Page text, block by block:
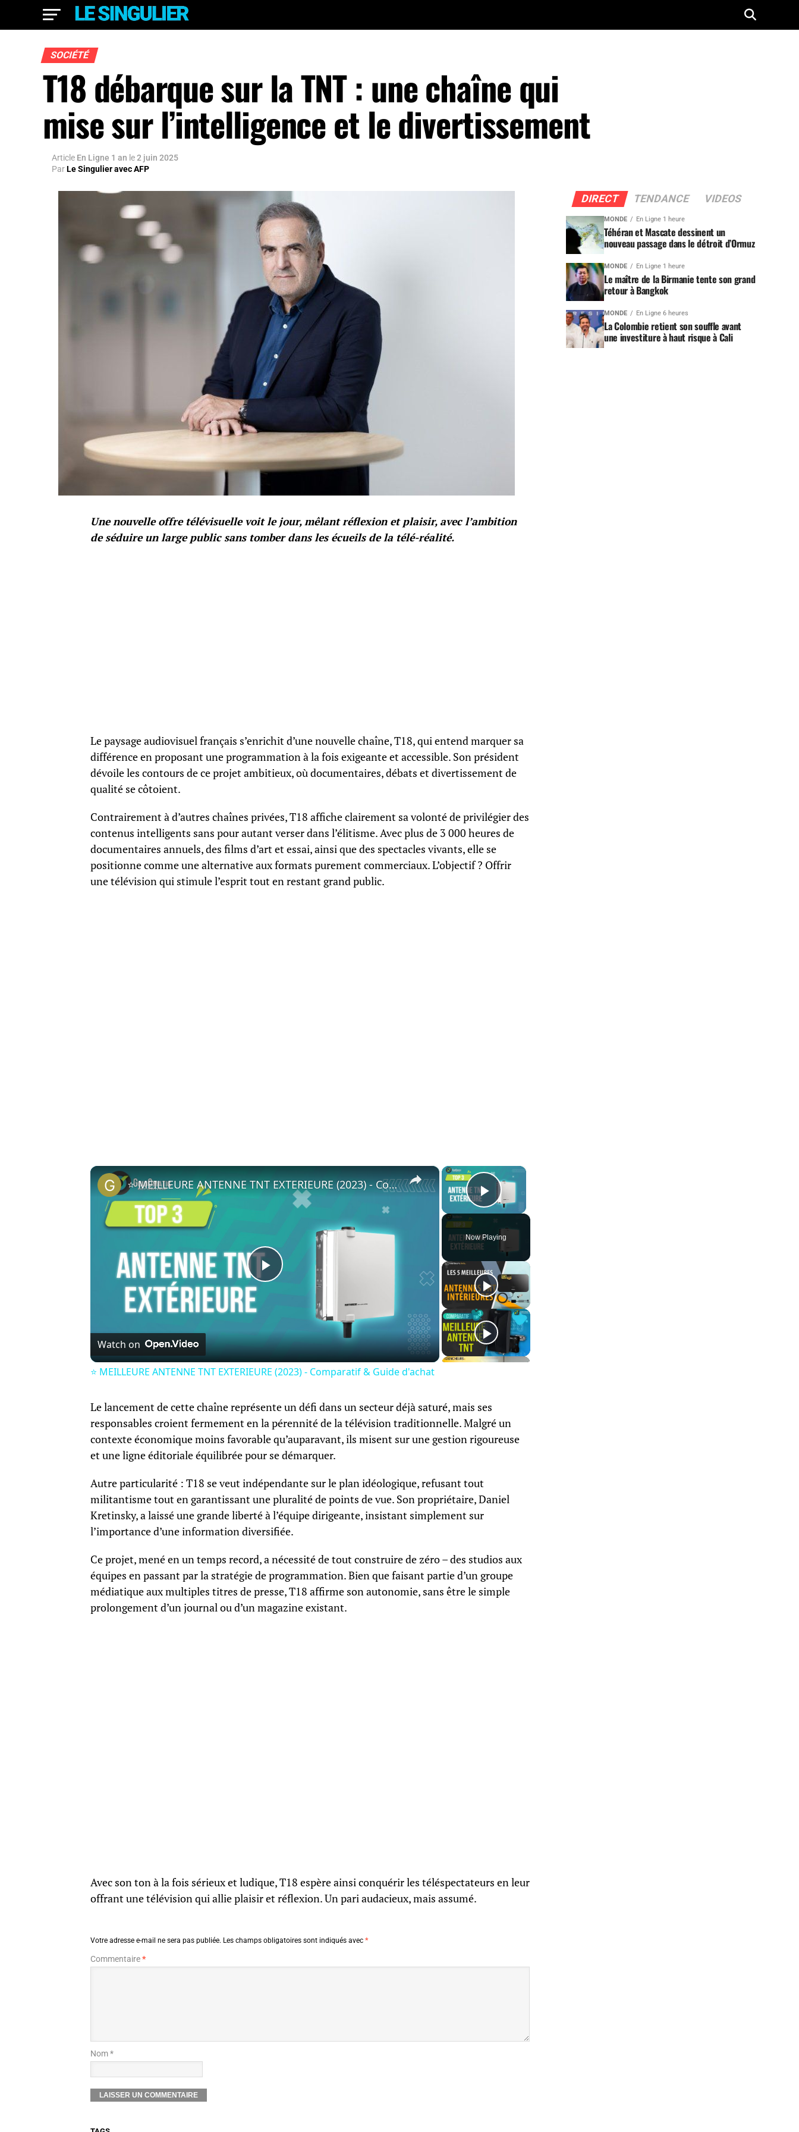
SOCIÉTÉ
T18 débarque sur la TNT : une chaîne qui
mise sur l’intelligence et le divertissement
Article En Ligne 1 an le2 juin 2025
ParLe Singulier avec AFP
Une nouvelle offre télévisuelle voit le jour, mêlant réflexion et plaisir, avec l’ambition
de séduire un large public sans tomber dans les écueils de la télé-réalité.
Le paysage audiovisuel français s’enrichit d’une nouvelle chaîne, T18, qui entend marquer sa
différence en proposant une programmation à la fois exigeante et accessible. Son président
dévoile les contours de ce projet ambitieux, où documentaires, débats et divertissement de
qualité se côtoient.
Contrairement à d’autres chaînes privées, T18 affiche clairement sa volonté de privilégier des
contenus intelligents sans pour autant verser dans l’élitisme. Avec plus de 3 000 heures de
documentaires annuels, des films d’art et essai, ainsi que des spectacles vivants, elle se
positionne comme une alternative aux formats purement commerciaux. L’objectif ? Offrir
une télévision qui stimule l’esprit tout en restant grand public.
×
Play Video
Now Playing
×
Play
Video
⭐️ MEILLEURE ANTENNE TNT EXTERIEURE (2023) - Comparatif & Guide d'achat
Watch on
⭐️ MEILLEURE ANTENNE TNT EXTERIEURE (2023) - Comparatif & Guide d'achat
Le lancement de cette chaîne représente un défi dans un secteur déjà saturé, mais ses
responsables croient fermement en la pérennité de la télévision traditionnelle. Malgré un
contexte économique moins favorable qu’auparavant, ils misent sur une gestion rigoureuse
et une ligne éditoriale équilibrée pour se démarquer.
Autre particularité : T18 se veut indépendante sur le plan idéologique, refusant tout
militantisme tout en garantissant une pluralité de points de vue. Son propriétaire, Daniel
Kretinsky, a laissé une grande liberté à l’équipe dirigeante, insistant simplement sur
l’importance d’une information diversifiée.
Ce projet, mené en un temps record, a nécessité de tout construire de zéro – des studios aux
équipes en passant par la stratégie de programmation. Bien que faisant partie d’un groupe
médiatique aux multiples titres de presse, T18 affirme son autonomie, sans être le simple
prolongement d’un journal ou d’un magazine existant.
Avec son ton à la fois sérieux et ludique, T18 espère ainsi conquérir les téléspectateurs en leur
offrant une télévision qui allie plaisir et réflexion. Un pari audacieux, mais assumé.
Votre adresse e-mail ne sera pas publiée. Les champs obligatoires sont indiqués avec *
Commentaire*
Nom *
DIRECT TENDANCE VIDEOS
MONDE En Ligne 1 heure
Téhéran et Mascate dessinent un
nouveau passage dans le détroit d’Ormuz
MONDE En Ligne 1 heure
Le maître de la Birmanie tente son grand
retour à Bangkok
MONDE En Ligne 6 heures
La Colombie retient son souffle avant
une investiture à haut risque à Cali